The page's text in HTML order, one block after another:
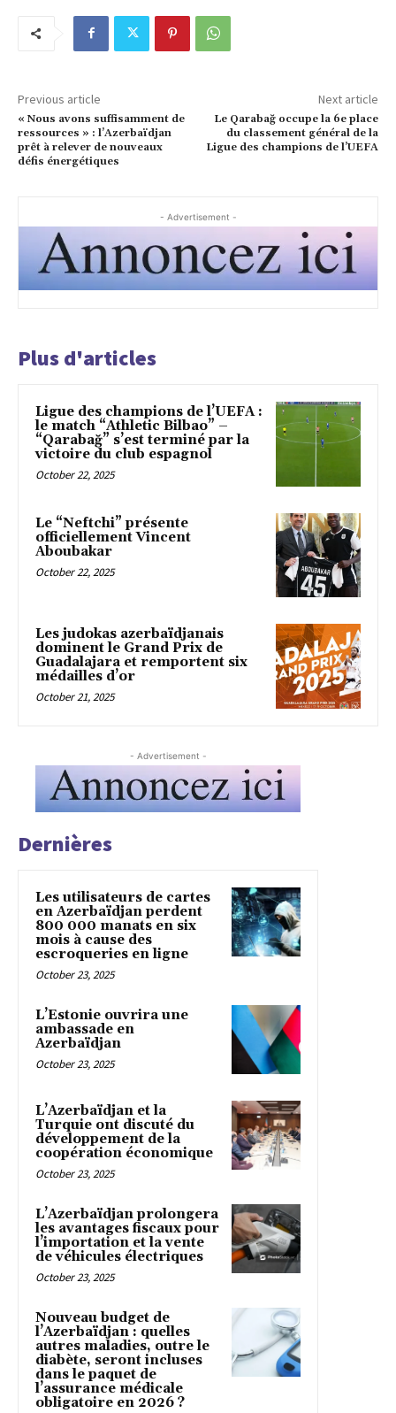
Previous article
« Nous avons suffisamment de
ressources » : l’Azerbaïdjan
prêt à relever de nouveaux
défis énergétiques
Next article
Le Qarabağ occupe la 6e place
du classement général de la
Ligue des champions de l’UEFA
- Advertisement -
Plus d'articles
Ligue des champions de l’UEFA :
le match “Athletic Bilbao” –
“Qarabağ” s’est terminé par la
victoire du club espagnol
October 22, 2025
Le “Neftchi” présente
officiellement Vincent
Aboubakar
October 22, 2025
Les judokas azerbaïdjanais
dominent le Grand Prix de
Guadalajara et remportent six
médailles d’or
October 21, 2025
- Advertisement -
Dernières
Les utilisateurs de cartes
en Azerbaïdjan perdent
800 000 manats en six
mois à cause des
escroqueries en ligne
October 23, 2025
L’Estonie ouvrira une
ambassade en
Azerbaïdjan
October 23, 2025
L’Azerbaïdjan et la
Turquie ont discuté du
développement de la
coopération économique
October 23, 2025
L’Azerbaïdjan prolongera
les avantages fiscaux pour
l’importation et la vente
de véhicules électriques
October 23, 2025
Nouveau budget de
l’Azerbaïdjan : quelles
autres maladies, outre le
diabète, seront incluses
dans le paquet de
l’assurance médicale
obligatoire en 2026 ?